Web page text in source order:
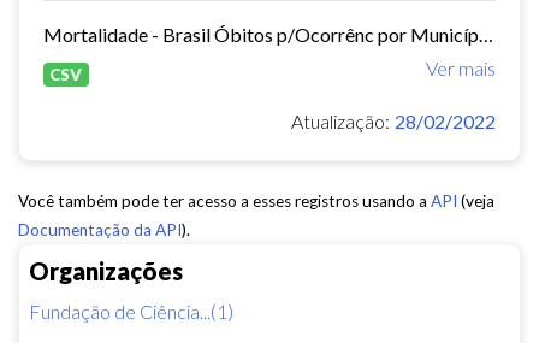
Organizações
Fundação de Ciência...(1)
Ver mais
CSV
Atualização: 28/02/2022
Você também pode ter acesso a esses registros usando a API (veja
Documentação da API).